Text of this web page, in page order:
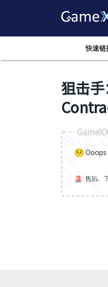
快速链
狙击
Ooops
售后、